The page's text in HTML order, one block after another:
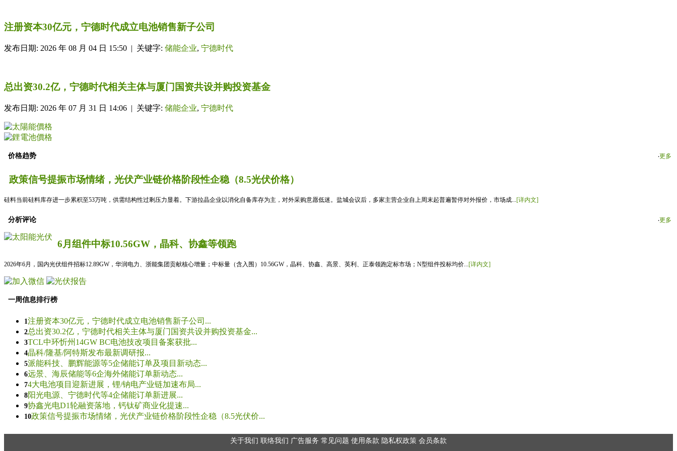
注册资本30亿元，宁德时代成立电池销售新子公司
发布日期: 2026 年 08 月 04 日 15:50 | 关键字: 储能企业, 宁德时代
总出资30.2亿，宁德时代相关主体与厦门国资共设并购投资基金
发布日期: 2026 年 07 月 31 日 14:06 | 关键字: 储能企业, 宁德时代
价格趋势 ‧更多
政策信号提振市场情绪，光伏产业链价格阶段性企稳（8.5光伏价格）
硅料当前硅料库存进一步累积至53万吨，供需结构性过剩压力显着。下游拉晶企业以消化自备库存为主，对外采购意愿低迷。盐城会议后，多家主营企业自上周末起普遍暂停对外报价，市场成...[详内文]
分析评论 ‧更多
6月组件中标10.56GW，晶科、协鑫等领跑
2026年6月，国内光伏组件招标12.89GW，华润电力、浙能集团贡献核心增量；中标量（含入围）10.56GW，晶科、协鑫、高景、英利、正泰领跑定标市场；N型组件投标均价... [详内文]
一周信息排行榜
1注册资本30亿元，宁德时代成立电池销售新子公司...
2总出资30.2亿，宁德时代相关主体与厦门国资共设并购投资基金...
3TCL中环忻州14GW BC电池技改项目备案获批...
4晶科/隆基/阿特斯发布最新调研报...
5派能科技、鹏辉能源等5企储能订单及项目新动态...
6远景、海辰储能等6企海外储能订单新动态...
74大电池项目迎新进展，锂/钠电产业链加速布局...
8阳光电源、宁德时代等4企储能订单新进展...
9协鑫光电D1轮融资落地，钙钛矿商业化提速...
10政策信号提振市场情绪，光伏产业链价格阶段性企稳（8.5光伏价...
关于我们 联络我们 广告服务 常见问题 使用条款 隐私权政策 会员条款